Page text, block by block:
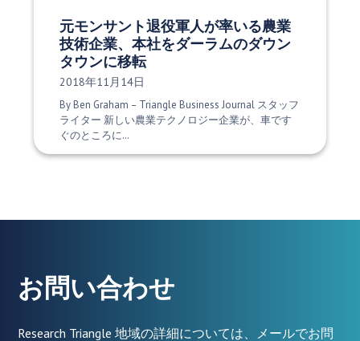
元モンサント退役軍人が率いる農業
技術企業、本社をダーラムのダウン
タウンに移転
発行日:
2018年11月14日
By Ben Graham – Triangle Business Journal スタッフ
ライター 新しい農業テクノロジー企業が、車です
ぐのところに…
お問い合わせ
Research Triangle 地域の詳細については、メールでお問